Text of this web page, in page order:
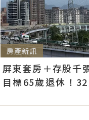
房產新訊
屏東套房＋存股千
目標65歲退休！